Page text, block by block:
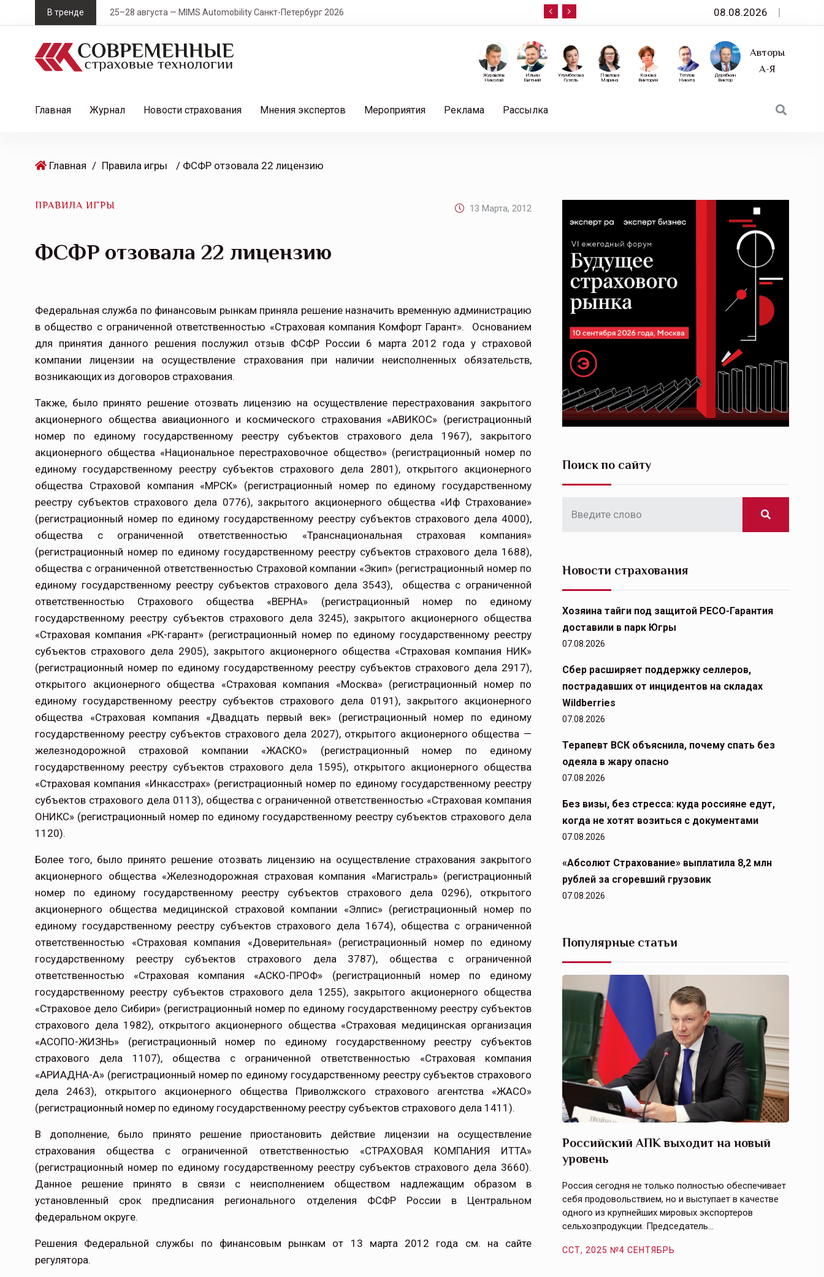
k
В тренде 25–28 августа — MIMS Automobility Санкт-Петербург 2026 10 сентября — «Эксперт РА» приглашает на
08.08.2026
Авторы
А-Я
Дерябкин
Виктор
Теплов
Никита
Конова
Виктория
Павлова
Марина
Улумбекова
Гузель
Ильин
Евгений
Журавлев
Николай
Главная Журнал Новости страхования Мнения экспертов Мероприятия Реклама Рассылка
Главная / Правила игры / ФСФР отзовала 22 лицензию
ПРАВИЛА ИГРЫ 13 Марта, 2012
ФСФР отзовала 22 лицензию
Федеральная служба по финансовым рынкам приняла решение назначить временную администрацию
в общество с ограниченной ответственностью «Страховая компания Комфорт Гарант». Основанием
для принятия данного решения послужил отзыв ФСФР России 6 марта 2012 года у страховой
компании лицензии на осуществление страхования при наличии неисполненных обязательств,
возникающих из договоров страхования.
Также, было принято решение отозвать лицензию на осуществление перестрахования закрытого
акционерного общества авиационного и космического страхования «АВИКОС» (регистрационный
номер по единому государственному реестру субъектов страхового дела 1967), закрытого
акционерного общества «Национальное перестраховочное общество» (регистрационный номер по
единому государственному реестру субъектов страхового дела 2801), открытого акционерного
общества Страховой компания «МРСК» (регистрационный номер по единому государственному
реестру субъектов страхового дела 0776), закрытого акционерного общества «Иф Страхование»
(регистрационный номер по единому государственному реестру субъектов страхового дела 4000),
общества с ограниченной ответственностью «Транснациональная страховая компания»
(регистрационный номер по единому государственному реестру субъектов страхового дела 1688),
общества с ограниченной ответственностью Страховой компании «Экип» (регистрационный номер по
единому государственному реестру субъектов страхового дела 3543), общества с ограниченной
ответственностью Страхового общества «ВЕРНА» (регистрационный номер по единому
государственному реестру субъектов страхового дела 3245), закрытого акционерного общества
«Страховая компания «РК-гарант» (регистрационный номер по единому государственному реестру
субъектов страхового дела 2905), закрытого акционерного общества «Страховая компания НИК»
(регистрационный номер по единому государственному реестру субъектов страхового дела 2917),
открытого акционерного общества «Страховая компания «Москва» (регистрационный номер по
единому государственному реестру субъектов страхового дела 0191), закрытого акционерного
общества «Страховая компания «Двадцать первый век» (регистрационный номер по единому
государственному реестру субъектов страхового дела 2027), открытого акционерного общества —
железнодорожной страховой компании «ЖАСКО» (регистрационный номер по единому
государственному реестру субъектов страхового дела 1595), открытого акционерного общества
«Страховая компания «Инкасстрах» (регистрационный номер по единому государственному реестру
субъектов страхового дела 0113), общества с ограниченной ответственностью «Страховая компания
ОНИКС» (регистрационный номер по единому государственному реестру субъектов страхового дела
1120).
Более того, было принято решение отозвать лицензию на осуществление страхования закрытого
акционерного общества «Железнодорожная страховая компания «Магистраль» (регистрационный
номер по единому государственному реестру субъектов страхового дела 0296), открытого
акционерного общества медицинской страховой компании «Элпис» (регистрационный номер по
единому государственному реестру субъектов страхового дела 1674), общества с ограниченной
ответственностью «Страховая компания «Доверительная» (регистрационный номер по единому
государственному реестру субъектов страхового дела 3787), общества с ограниченной
ответственностью «Страховая компания «АСКО-ПРОФ» (регистрационный номер по единому
государственному реестру субъектов страхового дела 1255), закрытого акционерного общества
«Страховое дело Сибири» (регистрационный номер по единому государственному реестру субъектов
страхового дела 1982), открытого акционерного общества «Страховая медицинская организация
«АСОПО-ЖИЗНЬ» (регистрационный номер по единому государственному реестру субъектов
страхового дела 1107), общества с ограниченной ответственностью «Страховая компания
«АРИАДНА-А» (регистрационный номер по единому государственному реестру субъектов страхового
дела 2463), открытого акционерного общества Приволжского страхового агентства «ЖАСО»
(регистрационный номер по единому государственному реестру субъектов страхового дела 1411).
В дополнение, было принято решение приостановить действие лицензии на осуществление
страхования общества с ограниченной ответственностью «СТРАХОВАЯ КОМПАНИЯ ИТТА»
(регистрационный номер по единому государственному реестру субъектов страхового дела 3660).
Данное решение принято в связи с неисполнением обществом надлежащим образом в
установленный срок предписания регионального отделения ФСФР России в Центральном
федеральном округе.
Решения Федеральной службы по финансовым рынкам от 13 марта 2012 года см. на сайте
регулятора.
Поиск по сайту
Новости страхования
Хозяина тайги под защитой РЕСО-Гарантия
доставили в парк Югры
07.08.2026
Сбер расширяет поддержку селлеров,
пострадавших от инцидентов на складах
Wildberries
07.08.2026
Терапевт ВСК объяснила, почему спать без
одеяла в жару опасно
07.08.2026
Без визы, без стресса: куда россияне едут,
когда не хотят возиться с документами
07.08.2026
«Абсолют Страхование» выплатила 8,2 млн
рублей за сгоревший грузовик
07.08.2026
Популярные статьи
Тамбов — под страховой защитой
Тамбовская область — не только
сельскохозяйственный регион с историческими
традициями выращивания агрокультур, но и зона
обязанности…
ССТ, 2025 №4 СЕНТЯБРЬ
ОСАГО требует переосмысления
Нормативно-правовое регулирование страхового
рынка в России является одним из наиболее
прогрессивных в мире, однако в отдельных
Российский АПК выходит на новый
уровень
Россия сегодня не только полностью обеспечивает
себя продовольствием, но и выступает в качестве
одного из крупнейших мировых экспортеров
сельхозпродукции. Председатель…
ССТ, 2025 №4 СЕНТЯБРЬ